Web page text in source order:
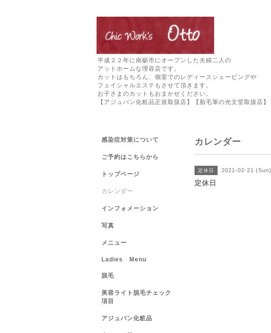
平成２２年に南砺市にオープンした夫婦二人の
アットホームな理容店です。
カットはもちろん、個室でのレディースシェービングや
フェイシャルエステもさせて頂きます。
お子さまのカットもおまかせください。
【アジュバン化粧品正規取扱店】【胎毛筆の光文堂取扱店】
カレンダー
定休日 2021-02-21 (Sun)
定休日
感染症対策について
ご予約はこちらから
トップページ
カレンダー
インフォメーション
写真
メニュー
Ladies Menu
脱毛
美容ライト脱毛チェック
項目
アジュバン化粧品